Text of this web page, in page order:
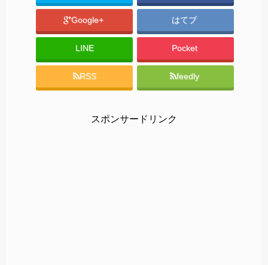
Google+ はてブ
LINE Pocket
RSS feedly
スポンサードリンク